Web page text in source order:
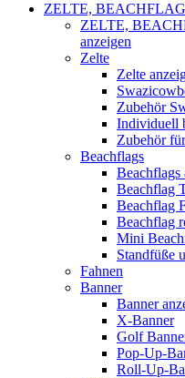
ZELTE,
ZELTE,
anzeigen
Zelte
Zelte
Zubehör
Individuell
Zubehör
Beachflags
Beachflags
Beachflag
Beachflag
Beachflag
Mini
Standfüße
Fahnen
Banner
Banner
X-Banner
Golf
Pop-Up-
Roll-Up-